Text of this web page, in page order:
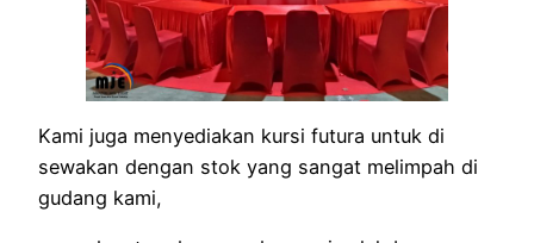
Kami juga menyediakan kursi futura untuk di
sewakan dengan stok yang sangat melimpah di
gudang kami,